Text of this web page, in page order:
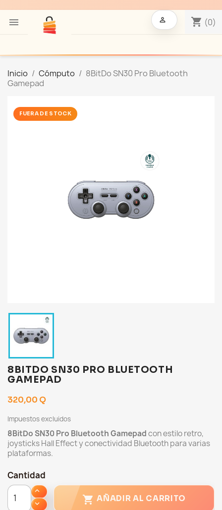
 shopping_cart (0)

Inicio Cómputo
8BitDo SN30 Pro Bluetooth
Gamepad
FUERA DE STOCK
8BITDO SN30 PRO BLUETOOTH
GAMEPAD
320,00 Q
Impuestos excluidos
8BitDo SN30 Pro Bluetooth Gamepadcon estilo retro,
joysticks Hall Effect y conectividad Bluetooth para varias
plataformas.
Cantidad
 AÑADIR AL CARRITO